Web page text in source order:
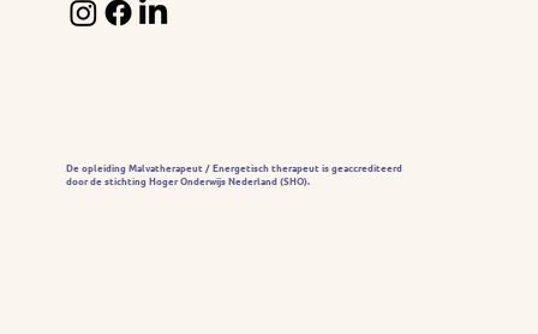
De opleiding Malvatherapeut / Energetisch therapeut is geaccrediteerd
door de stichting Hoger Onderwijs Nederland (SHO).